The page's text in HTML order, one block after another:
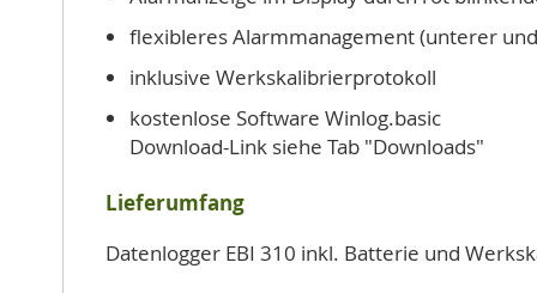
flexibleres Alarmmanagement (unterer
inklusive Werkskalibrierprotokoll
kostenlose Software Winlog.basic
Download-Link siehe Tab "Downloads"
Lieferumfang
Datenlogger EBI 310 inkl. Batterie und